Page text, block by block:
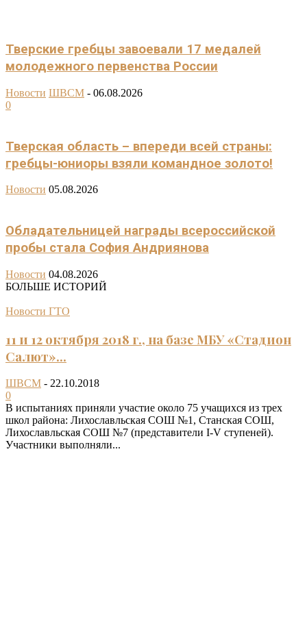
Тверские гребцы завоевали 17 медалей
молодежного первенства России
Новости ШВСМ - 06.08.2026
0
Тверская область – впереди всей страны:
гребцы-юниоры взяли командное золото!
Новости 05.08.2026
Обладательницей награды всероссийской
пробы стала София Андриянова
Новости 04.08.2026
БОЛЬШЕ ИСТОРИЙ
Новости ГТО
11 и 12 октября 2018 г., на базе МБУ «Стадион
Салют»...
ШВСМ - 22.10.2018
0
В испытаниях приняли участие около 75 учащихся из трех
школ района: Лихославльская СОШ №1, Станская СОШ,
Лихославльская СОШ №7 (представители I-V ступеней).
Участники выполняли...